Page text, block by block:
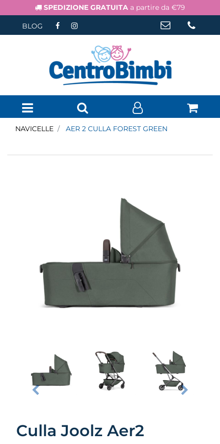
SPEDIZIONE GRATUITA a partire da €79
BLOG
Open menu
NAVICELLE AER 2 CULLA FOREST GREEN
Culla Joolz Aer2